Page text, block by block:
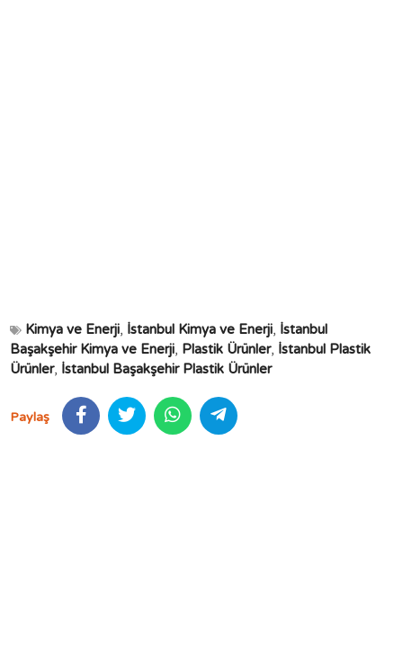
Kimya ve Enerji, İstanbul Kimya ve Enerji, İstanbul
Başakşehir Kimya ve Enerji, Plastik Ürünler, İstanbul Plastik
Ürünler, İstanbul Başakşehir Plastik Ürünler
Paylaş